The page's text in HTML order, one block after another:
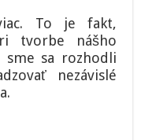
To je fakt,
tvorbe nášho
sa rozhodli
nezávislé